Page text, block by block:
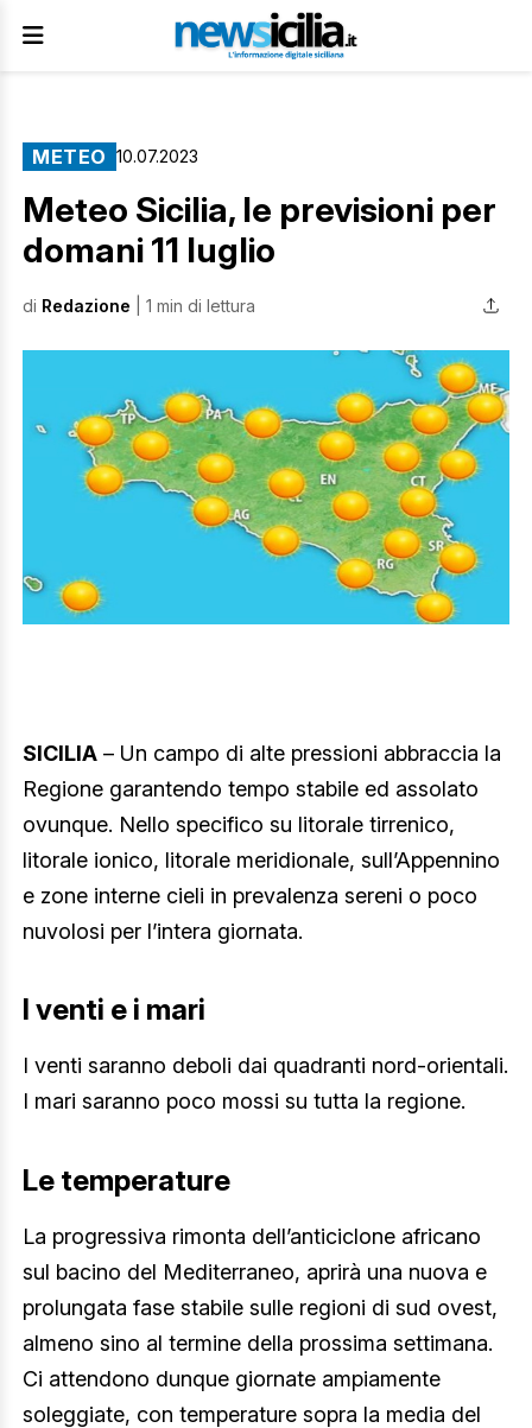
METEO 10.07.2023
Meteo Sicilia, le previsioni per
domani 11 luglio
di Redazione | 1 min di lettura
SICILIA – Un campo di alte pressioni abbraccia la
Regione garantendo tempo stabile ed assolato
ovunque. Nello specifico su litorale tirrenico,
litorale ionico, litorale meridionale, sull’Appennino
e zone interne cieli in prevalenza sereni o poco
nuvolosi per l’intera giornata.
I venti e i mari
I venti saranno deboli dai quadranti nord-orientali.
I mari saranno poco mossi su tutta la regione.
Le temperature
La progressiva rimonta dell’anticiclone africano
sul bacino del Mediterraneo, aprirà una nuova e
prolungata fase stabile sulle regioni di sud ovest,
almeno sino al termine della prossima settimana.
Ci attendono dunque giornate ampiamente
soleggiate, con temperature sopra la media del